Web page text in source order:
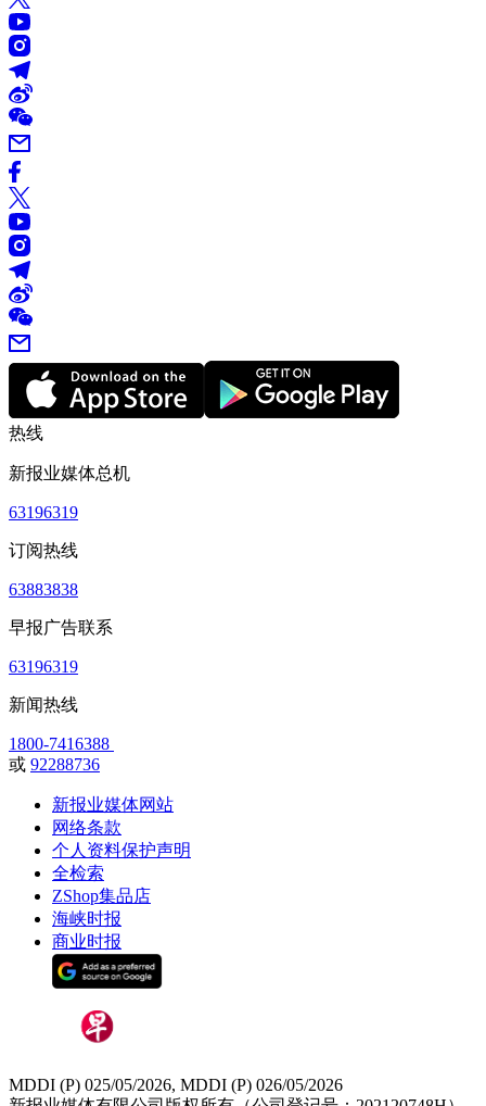
热线
新报业媒体总机
63196319
订阅热线
63883838
早报广告联系
63196319
新闻热线
1800-7416388
或 92288736
新报业媒体网站
网络条款
个人资料保护声明
全检索
ZShop集品店
海峡时报
商业时报
MDDI (P) 025/05/2026, MDDI (P) 026/05/2026